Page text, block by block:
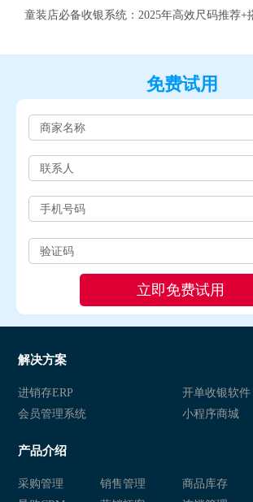
童装店必备收银系统：2025年高效尺码推荐+
免费试用
解决方案
进销存ERP
开单收银软件
会员管理系统
小程序商城
产品介绍
采购管理 销售管理 商品库存